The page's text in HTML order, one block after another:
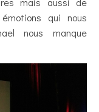
qui nous
nous manque